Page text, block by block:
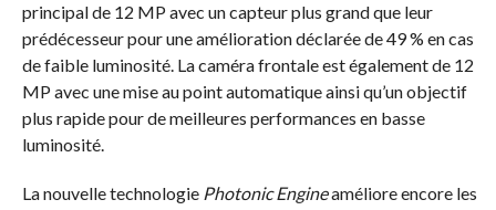
principal de 12 MP avec un capteur plus grand que leur
prédécesseur pour une amélioration déclarée de 49 % en cas
de faible luminosité. La caméra frontale est également de 12
MP avec une mise au point automatique ainsi qu’un objectif
plus rapide pour de meilleures performances en basse
luminosité.
La nouvelle technologie Photonic Engineaméliore encore les